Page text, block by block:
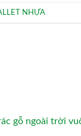
NHỰA